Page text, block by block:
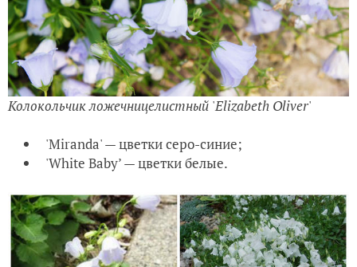
Колокольчик ложечницелистный 'Elizabeth Oliver'
'Miranda' — цветки серо-синие;
'White Baby’ — цветки белые.